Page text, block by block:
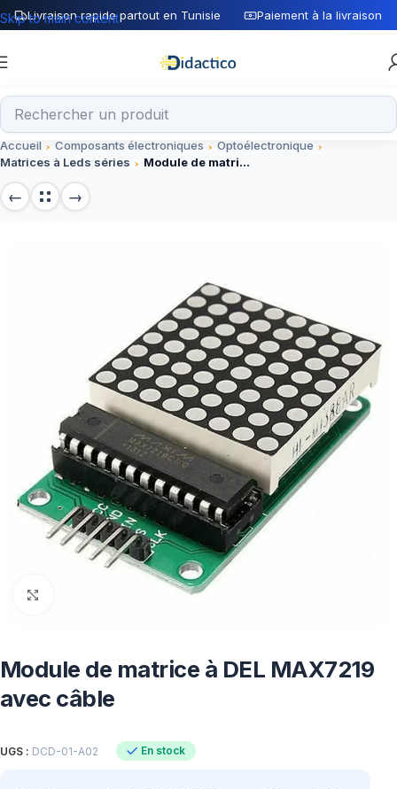
Livraison rapide partout en Tunisie Paiement à la livraison
Skip to main content
Accueil Composants électroniques
Optoélectronique
Matrices à Leds séries
Module de matrice à DEL MAX7219 avec câble
Module de matrice à DEL MAX7219
avec câble
UGS : DCD-01-A02 En stock